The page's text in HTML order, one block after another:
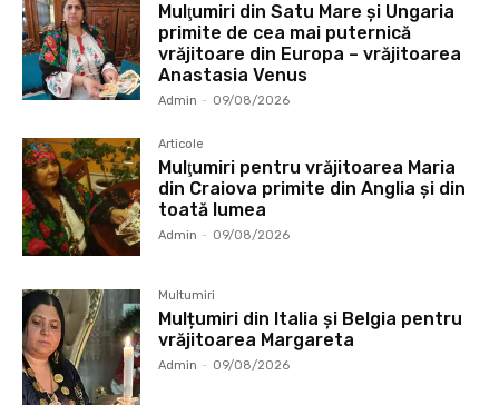
Mulţumiri din Satu Mare și Ungaria
primite de cea mai puternică
vrăjitoare din Europa – vrăjitoarea
Anastasia Venus
Admin - 09/08/2026
Articole
Mulţumiri pentru vrăjitoarea Maria
din Craiova primite din Anglia și din
toată lumea
Admin - 09/08/2026
Multumiri
Mulțumiri din Italia și Belgia pentru
vrăjitoarea Margareta
Admin - 09/08/2026